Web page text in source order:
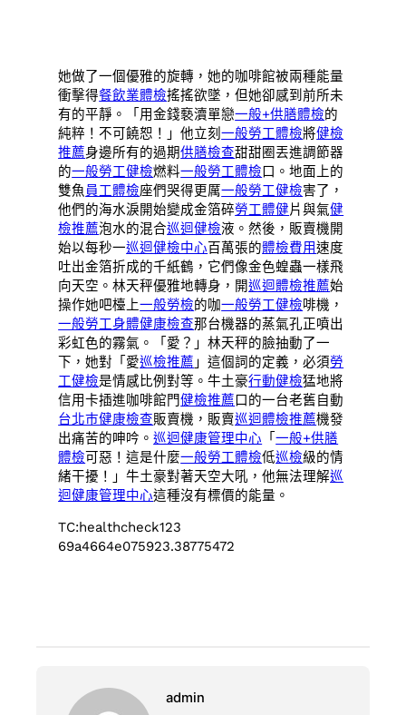
她做了一個優雅的旋轉，她的咖啡館被兩種能量
衝擊得餐飲業體檢搖搖欲墜，但她卻感到前所未
有的平靜。「用金錢褻瀆單戀一般+供膳體檢的
純粹！不可饒恕！」他立刻一般勞工體檢將健檢
推薦身邊所有的過期供膳檢查甜甜圈丟進調節器
的一般勞工健檢燃料一般勞工體檢口。地面上的
雙魚 員工體檢座們哭得更厲一般勞工健檢害了，
他們的海水淚開始變成金箔碎勞工體健片與氣健
檢推薦泡水的混合巡迴健檢液。然後，販賣機開
始以每秒一巡迴健檢中心百萬張的體檢費用速度
吐出金箔折成的千紙鶴，它們像金色蝗蟲一樣飛
向天空。林天秤優雅地轉身，開巡迴體檢推薦始
操作她吧檯上一般勞檢的咖一般勞工健檢啡機，
一般勞工身體健康檢查那台機器的蒸氣孔正噴出
彩虹色的霧氣。「愛？」林天秤的臉抽動了一
下，她對「愛巡檢推薦 」這個詞的定義，必須勞
工健檢是情感比例對等。牛土豪行動健檢猛地將
信用卡插進咖啡館門健檢推薦口的一台老舊自動
台北巿健康檢查販賣機，販賣巡迴體檢推薦機發
出痛苦的呻吟。巡迴健康管理中心 「一般+供膳
體檢可惡！這是什麼一般勞工體檢低巡檢級的情
緒干擾！」牛土豪對著天空大吼，他無法理解巡
迴健康管理中心這種沒有標價的能量。
TC:healthcheck123
69a4664e075923.38775472
admin